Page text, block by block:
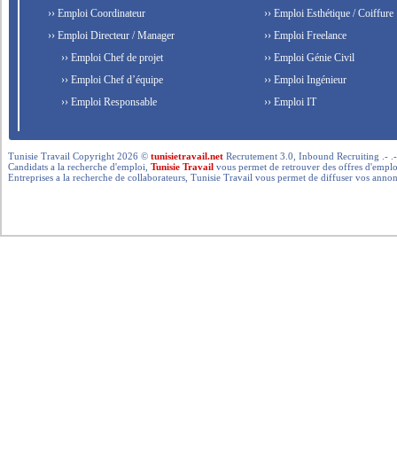
›› Emploi Coordinateur
›› Emploi Directeur / Manager
›› Emploi Chef de projet
›› Emploi Chef d’équipe
›› Emploi Responsable
›› Emploi Esthétique / Coiffure
›› Emploi Freelance
›› Emploi Génie Civil
›› Emploi Ingénieur
›› Emploi IT
Tunisie Travail Copyright 2026 ©tunisietravail.net Recrutement 3.0, Inbound Recruiting .-
Candidats a la recherche d'emploi,Tunisie Travail vous permet de retrouver des offres
Entreprises a la recherche de collaborateurs, Tunisie Travail vous permet de diffuser vos